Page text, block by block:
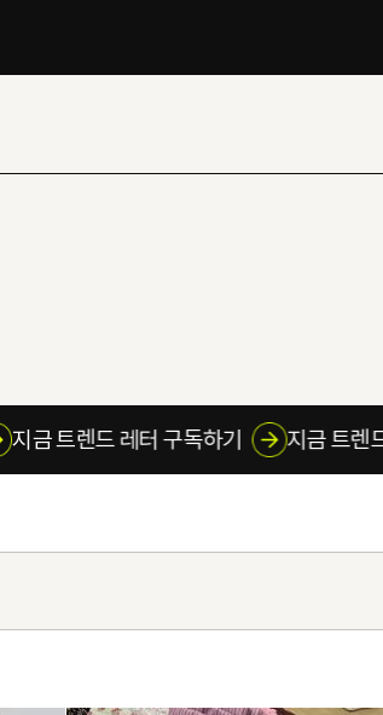
지금 트렌드 레터 구독하기 지금